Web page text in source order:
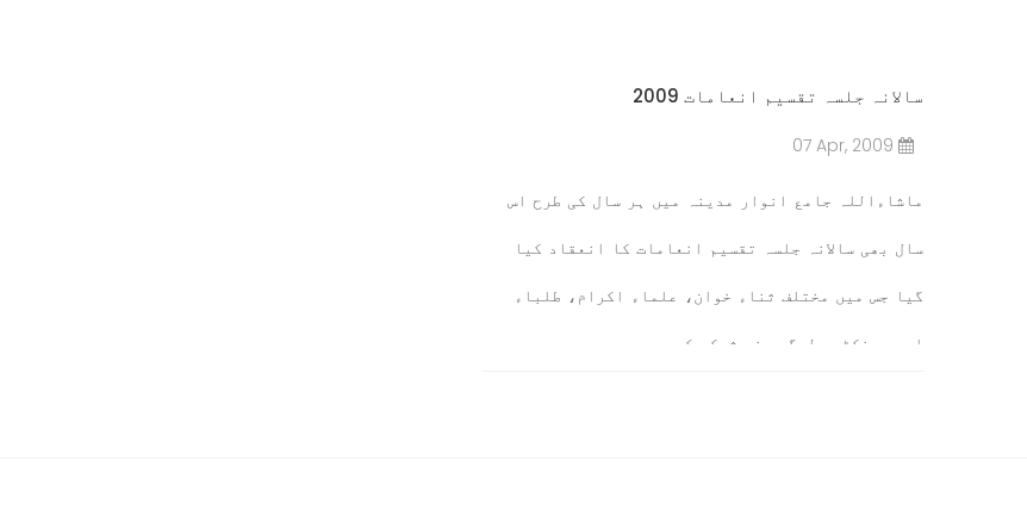
سالانہ جلسہ تقسیم انعامات 2009
07 Apr, 2009
ماشاءاللہ جامع انوار مدینہ میں ہر سال کی طرح اس
سال بھی سالانہ جلسہ تقسیم انعامات کا انعقاد کیا
گیا جس میں مختلف ثناء خوان، علماء اکرام، طلباء
اور سینکڑوں لوگوں نے شرکت کی۔